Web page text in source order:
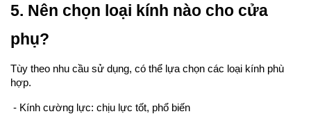
5. Nên chọn loại kính nào cho cửa
phụ?
Tùy theo nhu cầu sử dụng, có thể lựa chọn các loại kính phù
hợp.
- Kính cường lực: chịu lực tốt, phổ biến